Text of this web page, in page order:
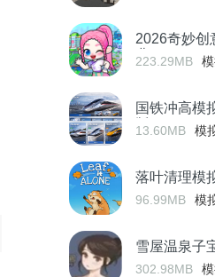
2026奇妙创
费
223.29MB
国铁冲高模
版
13.60MB 模
落叶清理模
96.99MB 模
雪屋温泉子
302.98MB